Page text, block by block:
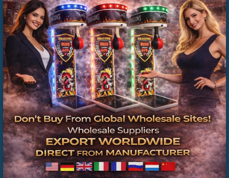
Hepsiburada Ticari Boks Makinesi Ana Kartı
Üreticisi Trendyol - Toptan Satış - İstanbul